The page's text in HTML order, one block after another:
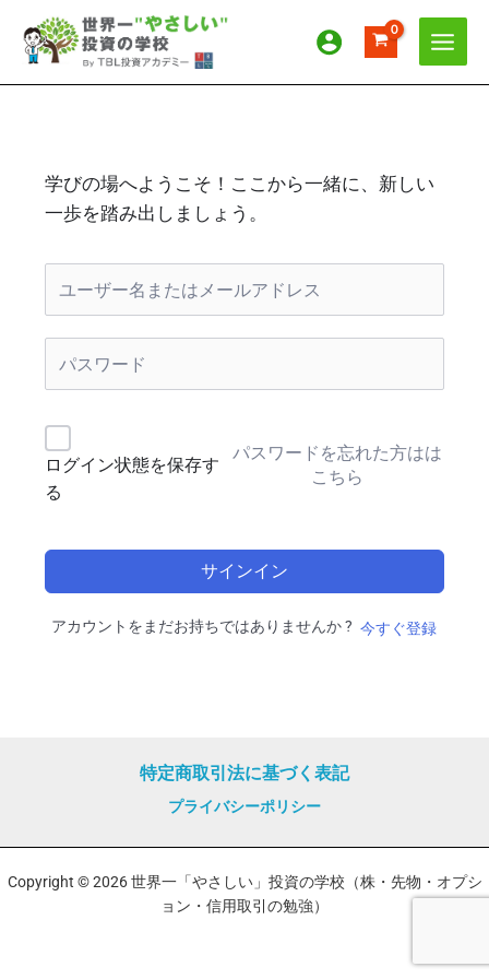
ス
学びの場へようこそ！ここから一緒に、新しい
一歩を踏み出しましょう。
ログイン状態を保存す
る
パスワードを忘れた方はは
こちら
サインイン
アカウントをまだお持ちではありませんか ? 今すぐ登録
特定商取引法に基づく表記
プライバシーポリシー
Copyright © 2026 世界一「やさしい」投資の学校（株・先物・オプシ
ョン・信用取引の勉強）